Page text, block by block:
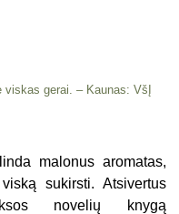
gerai. – Kaunas: VšĮ
malonus aromatas,
sukirsti. Atsivertus
novelių knygą